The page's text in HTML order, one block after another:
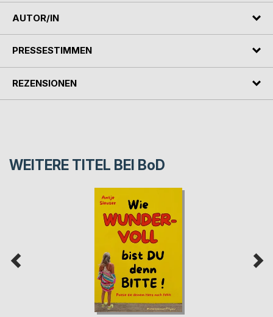
AUTOR/IN
PRESSESTIMMEN
REZENSIONEN
WEITERE TITEL BEI BoD